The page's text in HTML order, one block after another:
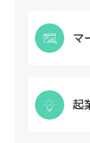
やアプリの
作・プレゼマ
レイ広告・
なWeb広告
ターを育成し
起